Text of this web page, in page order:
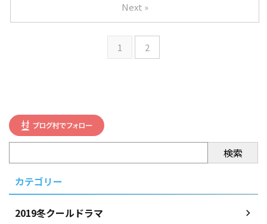
1 2
Next »
検索
カテゴリー
2019冬クールドラマ